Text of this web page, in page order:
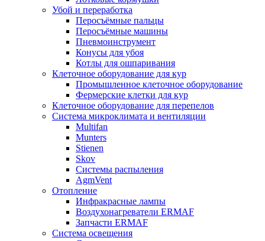
Убой и переработка
Перосъёмные пальцы
Перосъёмные машины
Пневмоинструмент
Конусы для убоя
Котлы для ошпаривания
Клеточное оборудование для кур
Промышленное клеточное оборудование
Фермерские клетки для кур
Клеточное оборудование для перепелов
Система микроклимата и вентиляции
Multifan
Munters
Stienen
Skov
Системы распыления
AgmVent
Отопление
Инфракрасные лампы
Воздухонагреватели ERMAF
Запчасти ERMAF
Система освещения